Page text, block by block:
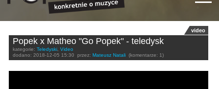
video
Popek x Matheo "Go Popek" - teledysk
kategorie: Teledyski, Video
dodano: 2018-12-05 15:30 przez: Mateusz Natali (komentarze: 1)